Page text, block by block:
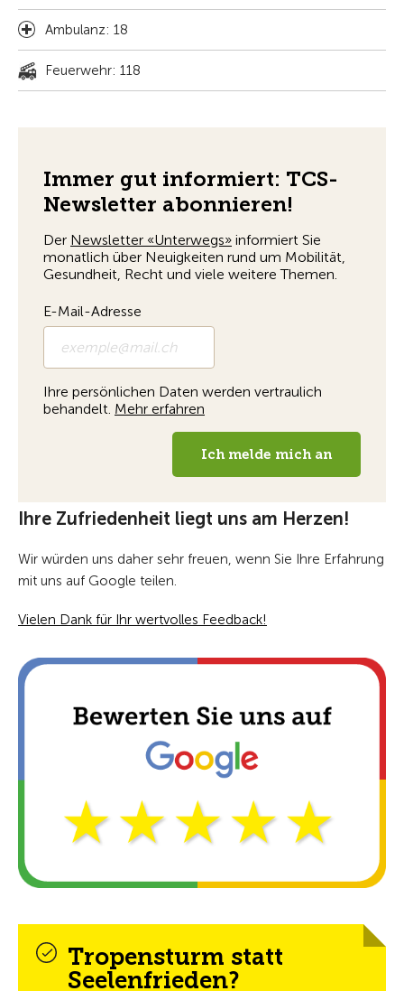
Ambulanz: 18
Feuerwehr: 118
Ihre Zufriedenheit liegt uns am Herzen!
Wir würden uns daher sehr freuen, wenn Sie Ihre Erfahrung
mit uns auf Google teilen.
Vielen Dank für Ihr wertvolles Feedback!
Tropensturm statt
Seelenfrieden?